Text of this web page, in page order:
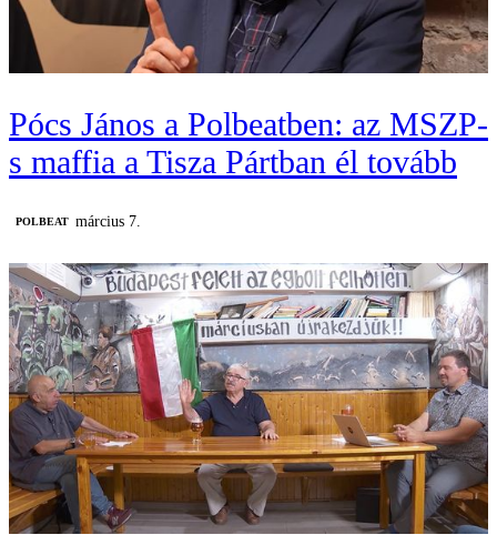
Pócs János a Polbeatben: az MSZP-
s maffia a Tisza Pártban él tovább
‎POLBEAT március 7.